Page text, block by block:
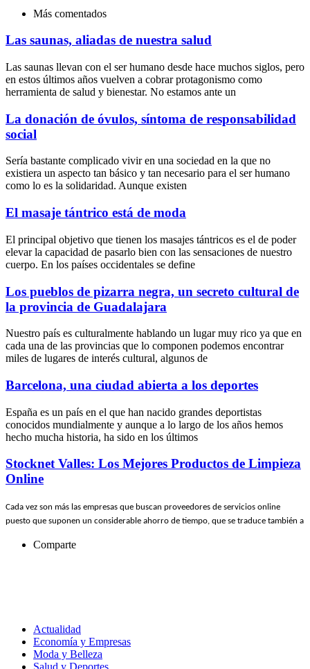
Más comentados
Las saunas, aliadas de nuestra salud
Las saunas llevan con el ser humano desde hace muchos siglos, pero
en estos últimos años vuelven a cobrar protagonismo como
herramienta de salud y bienestar. No estamos ante un
La donación de óvulos, síntoma de responsabilidad
social
Sería bastante complicado vivir en una sociedad en la que no
existiera un aspecto tan básico y tan necesario para el ser humano
como lo es la solidaridad. Aunque existen
El masaje tántrico está de moda
El principal objetivo que tienen los masajes tántricos es el de poder
elevar la capacidad de pasarlo bien con las sensaciones de nuestro
cuerpo. En los países occidentales se define
Los pueblos de pizarra negra, un secreto cultural de
la provincia de Guadalajara
Nuestro país es culturalmente hablando un lugar muy rico ya que en
cada una de las provincias que lo componen podemos encontrar
miles de lugares de interés cultural, algunos de
Barcelona, una ciudad abierta a los deportes
España es un país en el que han nacido grandes deportistas
conocidos mundialmente y aunque a lo largo de los años hemos
hecho mucha historia, ha sido en los últimos
Stocknet Valles: Los Mejores Productos de Limpieza
Online
Cada vez son más las empresas que buscan proveedores de servicios online
puesto que suponen un considerable ahorro de tiempo, que se traduce también a
Comparte
Actualidad
Economía y Empresas
Moda y Belleza